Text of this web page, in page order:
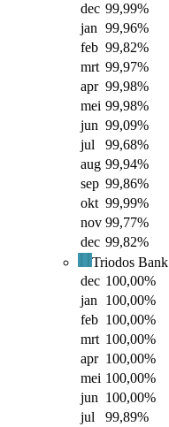
dec 99,99%
jan 99,96%
feb 99,82%
mrt 99,97%
apr 99,98%
mei 99,98%
jun 99,09%
jul
99,68%
aug 99,94%
sep 99,86%
okt 99,99%
nov 99,77%
dec 99,82%
Triodos Bank
dec 100,00%
jan
100,00%
feb 100,00%
mrt 100,00%
apr 100,00%
mei 100,00%
jun 100,00%
jul
99,89%